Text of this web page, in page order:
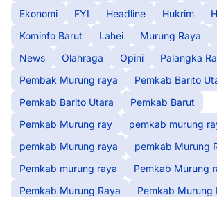
Ekonomi
FYI Headline Hukrim
Kominfo Barut
Lahei Murung Raya
News
Olahraga Opini
Palangka
Pembak Murung raya
Pemkab Barito
Pemkab Barito Utara
Pemkab Barut
Pemkab Murung ray
pemkab murung
pemkab Murung raya
pemkab Murung
Pemkab murung raya
Pemkab Murung
Pemkab Murung Raya
Pemkab Murung